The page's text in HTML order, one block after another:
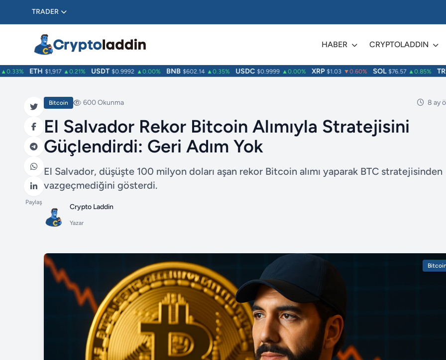
TRADER
HABER CRYPTOLADDIN
ETH $1,917 ▲0.21% USDT $0.9992 ▲0.00% BNB $602.14 ▲0.35% USDC $0.9999 ▲0.00% XRP $1.03 ▼0.60% SOL $76.57 ▲0.85% TRX
Paylaş
Bitcoin 600 Okunma 8 ay
El Salvador Rekor Bitcoin Alımıyla Stratejisini
Güçlendirdi: Geri Adım Yok
El Salvador, düşüşte 100 milyon doları aşan rekor Bitcoin alımı yaparak BTC stratejisinden
vazgeçmediğini gösterdi.
Crypto Laddin
Yazar